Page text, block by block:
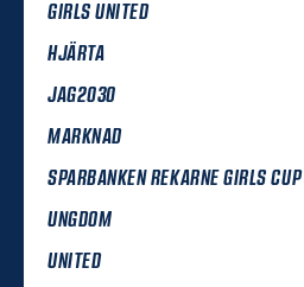
GIRLS UNITED
HJÄRTA
JAG2030
MARKNAD
SPARBANKEN REKARNE GIRLS CUP
UNGDOM
UNITED